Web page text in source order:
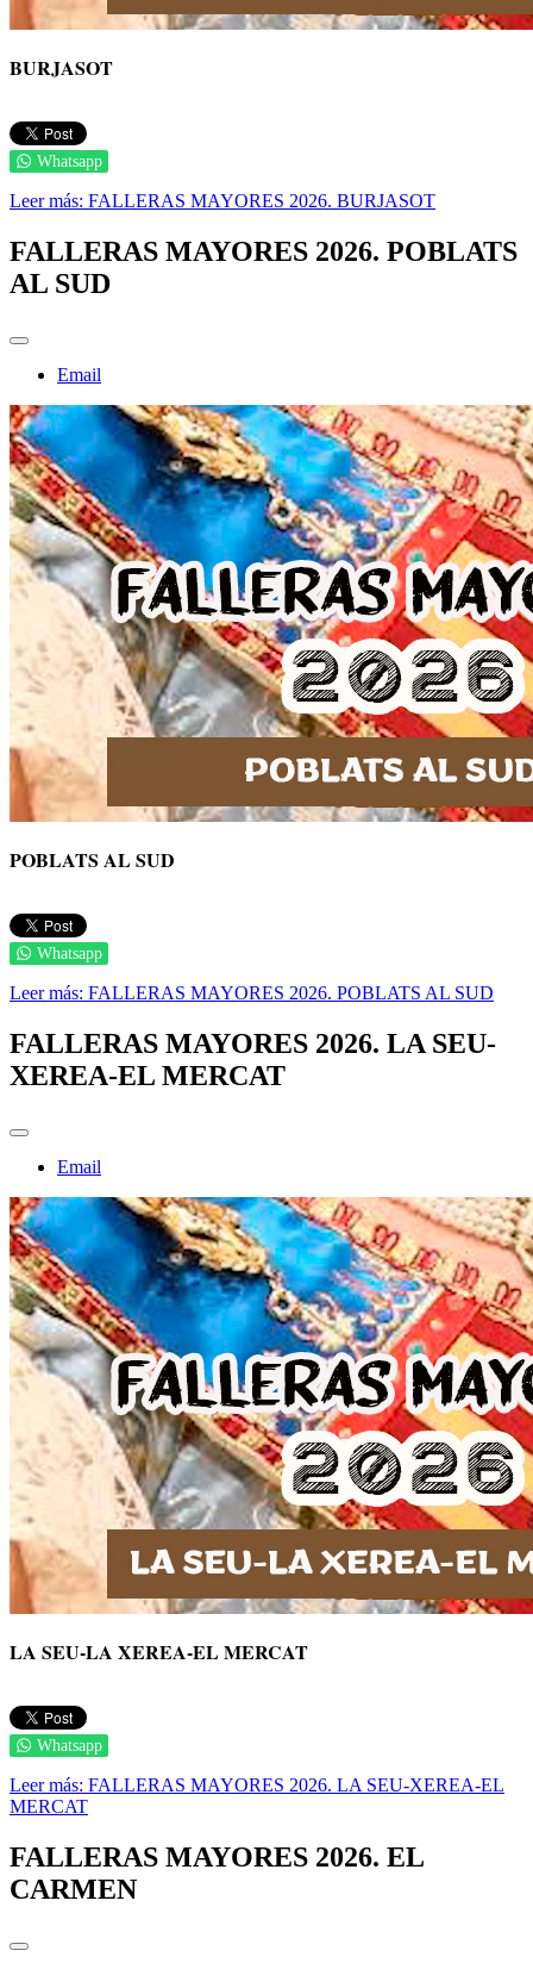
BURJASOT
Whatsapp
Leer más: FALLERAS MAYORES 2026. BURJASOT
FALLERAS MAYORES 2026. POBLATS
AL SUD
Email
POBLATS AL SUD
Whatsapp
Leer más: FALLERAS MAYORES 2026. POBLATS AL SUD
FALLERAS MAYORES 2026. LA SEU-
XEREA-EL MERCAT
Email
LA SEU-LA XEREA-EL MERCAT
Whatsapp
Leer más: FALLERAS MAYORES 2026. LA SEU-XEREA-EL
MERCAT
FALLERAS MAYORES 2026. EL
CARMEN